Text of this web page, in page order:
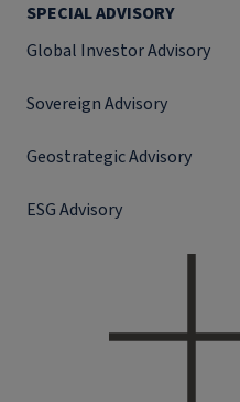
SPECIAL ADVISORY
Global Investor Advisory
Sovereign Advisory
Geostrategic Advisory
ESG Advisory